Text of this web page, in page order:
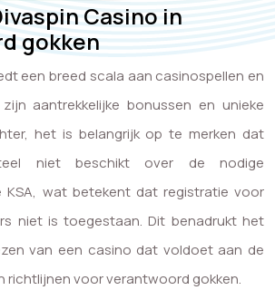
Casino in
gokken
een breed scala aan casinospellen en
aantrekkelijke bonussen en unieke
het is belangrijk op te merken dat
niet beschikt over de nodige
KSA, wat betekent dat registratie voor
niet is toegestaan. Dit benadrukt het
van een casino dat voldoet aan de
richtlijnen voor verantwoord gokken.